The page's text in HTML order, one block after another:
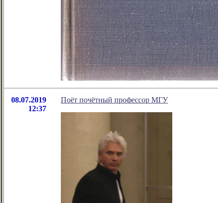
08.07.2019
12:37
Поёт почётный профессор МГУ